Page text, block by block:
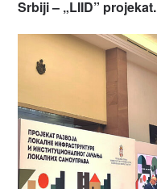
Srbiji – „LIID” projekat.